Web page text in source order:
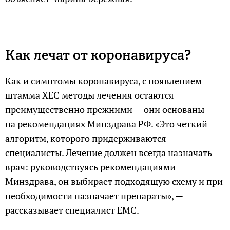
Как лечат от коронавируса?
Как и симптомы коронавируса, с появлением
штамма ХЕС методы лечения остаются
преимущественно прежними — они основаны
нарекомендацияхМинздрава РФ. «Это четкий
алгоритм, которого придерживаются
специалисты. Лечение должен всегда назначать
врач: руководствуясь рекомендациями
Минздрава, он выбирает подходящую схему и при
необходимости назначает препараты», —
рассказывает специалист ЕМС.